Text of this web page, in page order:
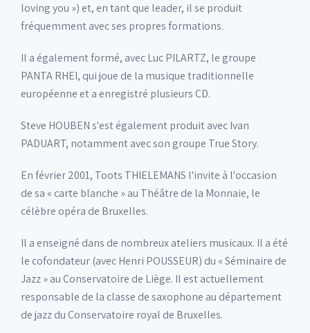
loving you ») et, en tant que leader, il se produit
fréquemment avec ses propres formations.
Il a également formé, avec Luc PILARTZ, le groupe
PANTA RHEI, qui joue de la musique traditionnelle
européenne et a enregistré plusieurs CD.
Steve HOUBEN s'est également produit avec Ivan
PADUART, notamment avec son groupe True Story.
En février 2001, Toots THIELEMANS l'invite à l'occasion
de sa « carte blanche » au Théâtre de la Monnaie, le
célèbre opéra de Bruxelles.
Il a enseigné dans de nombreux ateliers musicaux. Il a été
le cofondateur (avec Henri POUSSEUR) du « Séminaire de
Jazz » au Conservatoire de Liège. Il est actuellement
responsable de la classe de saxophone au département
de jazz du Conservatoire royal de Bruxelles.